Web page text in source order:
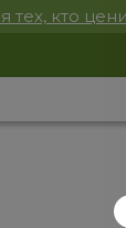
кто